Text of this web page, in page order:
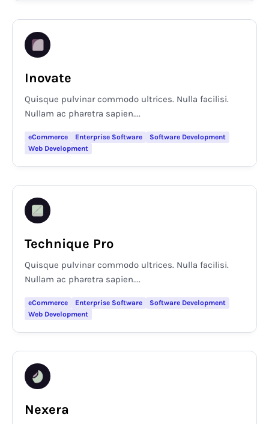
Inovate
Quisque pulvinar commodo ultrices. Nulla facilisi.
Nullam ac pharetra sapien....
eCommerce Enterprise Software
Software Development
Web Development
Technique Pro
Quisque pulvinar commodo ultrices. Nulla facilisi.
Nullam ac pharetra sapien....
eCommerce Enterprise Software
Software Development
Web Development
Nexera